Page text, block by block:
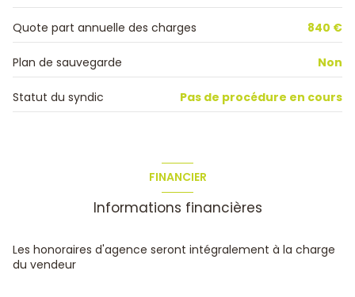
ascenseur
cave
terrasse
Quote part annuelle des charges 840 €
Plan de sauvegarde Non
Statut du syndic Pas de procédure en cours
FINANCIER
Informations financières
Les honoraires d'agence seront intégralement à la charge
du vendeur